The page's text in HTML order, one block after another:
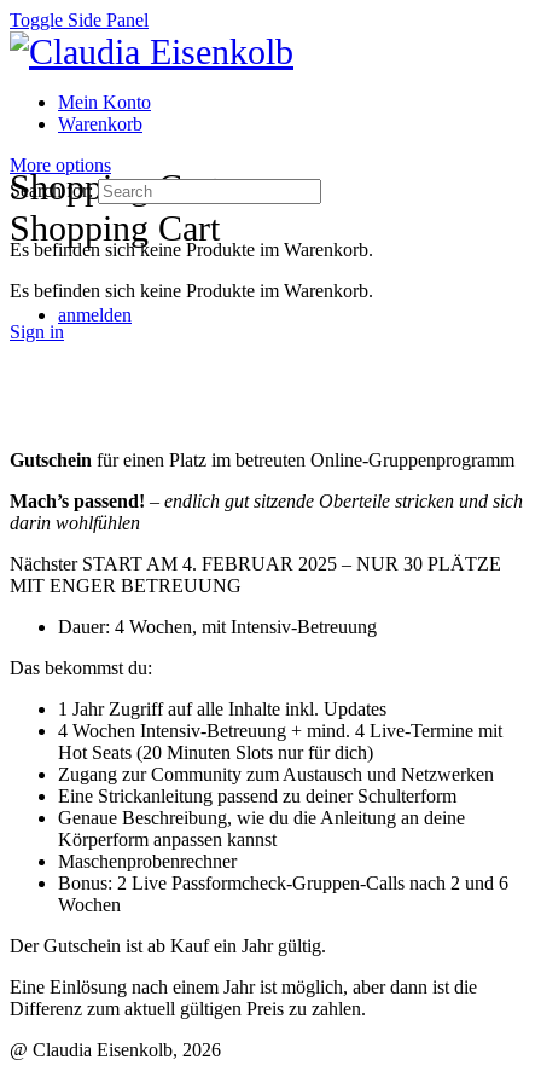
Toggle Side Panel
Mein Konto
Warenkorb
More options
Shopping Cart
Es befinden sich keine Produkte im Warenkorb.
Sign in
Shopping Cart
Es befinden sich keine Produkte im Warenkorb.
Search for:
anmelden
Gutschein für einen Platz im betreuten Online-Gruppenprogramm
Mach’s passend! – endlich gut sitzende Oberteile stricken und sich
darin wohlfühlen
Nächster START AM 4. FEBRUAR 2025 – NUR 30 PLÄTZE
MIT ENGER BETREUUNG
Dauer: 4 Wochen, mit Intensiv-Betreuung
Das bekommst du:
1 Jahr Zugriff auf alle Inhalte inkl. Updates
4 Wochen Intensiv-Betreuung + mind. 4 Live-Termine mit
Hot Seats (20 Minuten Slots nur für dich)
Zugang zur Community zum Austausch und Netzwerken
Eine Strickanleitung passend zu deiner Schulterform
Genaue Beschreibung, wie du die Anleitung an deine
Körperform anpassen kannst
Maschenprobenrechner
Bonus: 2 Live Passformcheck-Gruppen-Calls nach 2 und 6
Wochen
Der Gutschein ist ab Kauf ein Jahr gültig.
Eine Einlösung nach einem Jahr ist möglich, aber dann ist die
Differenz zum aktuell gültigen Preis zu zahlen.
@ Claudia Eisenkolb, 2026